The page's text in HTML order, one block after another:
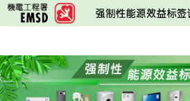
跳
至
要
内
容